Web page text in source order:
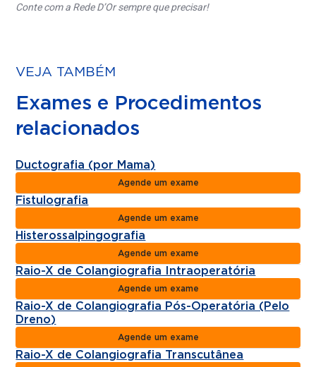
Conte com a Rede D’Or sempre que precisar!
VEJA TAMBÉM
Exames e Procedimentos
relacionados
Ductografia (por Mama)
Agende um exame
Fistulografia
Agende um exame
Histerossalpingografia
Agende um exame
Raio-X de Colangiografia Intraoperatória
Agende um exame
Raio-X de Colangiografia Pós-Operatória (Pelo
Dreno)
Agende um exame
Raio-X de Colangiografia Transcutânea